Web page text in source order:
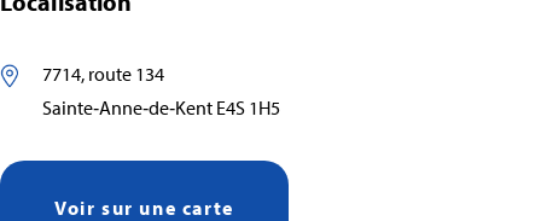
7714, route 134
Sainte‑Anne‑de‑Kent E4S 1H5
Voir sur une carte